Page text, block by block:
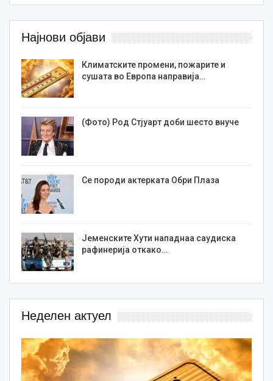
Најнови објави
Климатските промени, пожарите и
сушата во Европа направија…
(Фото) Род Стјуарт доби шесто внуче
Се породи актерката Обри Плаза
Јеменските Хути нападнаа саудиска
рафинерија откако…
Неделен актуел